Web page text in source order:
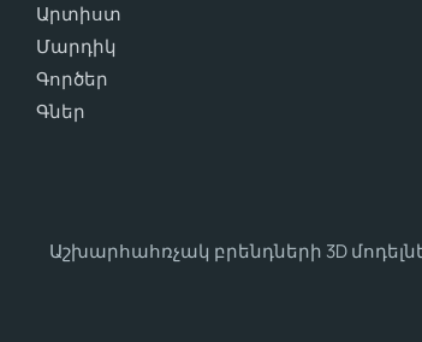
Աշխարհահռչակ բրենդների 3D
Արտիստ
Մարդիկ
Գործեր
Գներ